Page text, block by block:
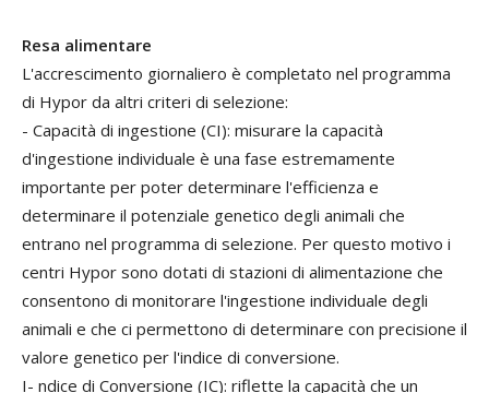
Resa alimentare
L'accrescimento giornaliero è completato nel programma
di Hypor da altri criteri di selezione:
- Capacità di ingestione (CI): misurare la capacità
d'ingestione individuale è una fase estremamente
importante per poter determinare l'efficienza e
determinare il potenziale genetico degli animali che
entrano nel programma di selezione. Per questo motivo i
centri Hypor sono dotati di stazioni di alimentazione che
consentono di monitorare l'ingestione individuale degli
animali e che ci permettono di determinare con precisione il
valore genetico per l'indice di conversione.
I- ndice di Conversione (IC): riflette la capacità che un